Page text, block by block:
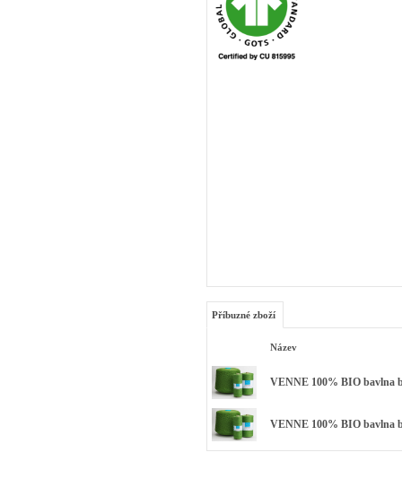
Příbuzné zboží
Název
VENNE 100% BIO bavlna
VENNE 100% BIO bavlna